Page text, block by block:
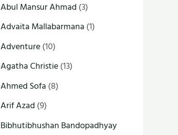
Abul Mansur Ahmad (3)
Advaita Mallabarmana (1)
Adventure(10)
Agatha Christie(13)
Ahmed Sofa (8)
Arif Azad (9)
Bibhutibhushan Bandopadhyay